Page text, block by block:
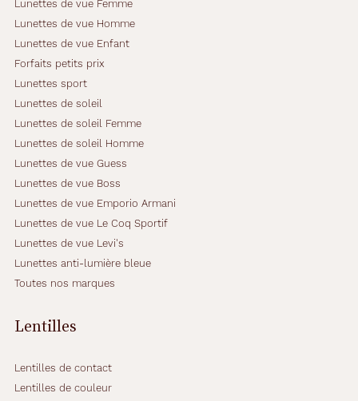
Lunettes de vue Femme
Lunettes de vue Homme
Lunettes de vue Enfant
Forfaits petits prix
Lunettes sport
Lunettes de soleil
Lunettes de soleil Femme
Lunettes de soleil Homme
Lunettes de vue Guess
Lunettes de vue Boss
Lunettes de vue Emporio Armani
Lunettes de vue Le Coq Sportif
Lunettes de vue Levi's
Lunettes anti-lumière bleue
Toutes nos marques
Lentilles
Lentilles de contact
Lentilles de couleur